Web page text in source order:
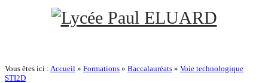
Vous êtes ici : Accueil » Formations » Baccalauréats » Voie technologique
STI2D